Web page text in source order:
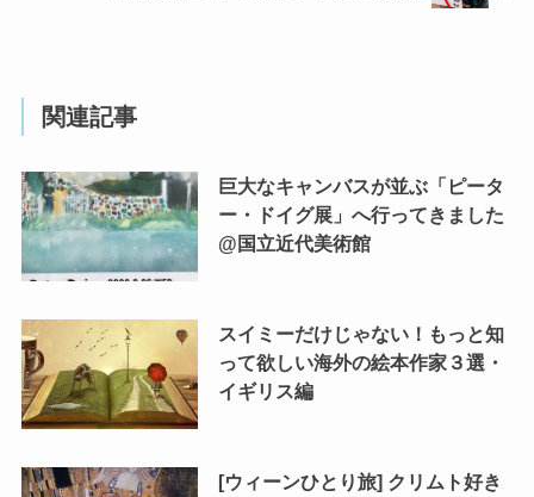
関連記事
巨大なキャンバスが並ぶ「ピータ
ー・ドイグ展」へ行ってきました
@国立近代美術館
スイミーだけじゃない！もっと知
って欲しい海外の絵本作家３選・
イギリス編
[ウィーンひとり旅] クリムト好き